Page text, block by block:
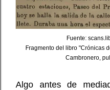
Fuente:
Fragmento del libro "Crónicas
Cambronero,
Algo antes de